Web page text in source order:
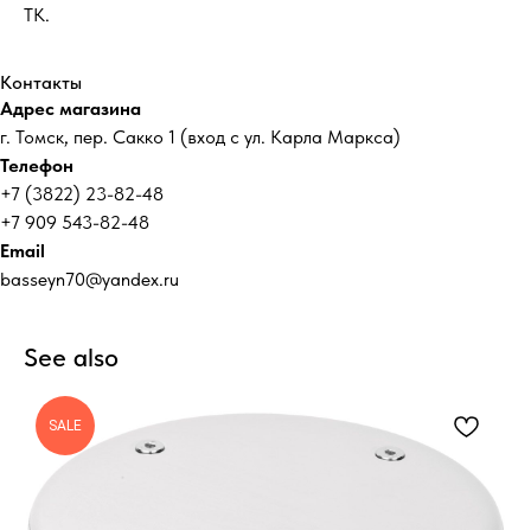
ТК.
Контакты
Адрес магазина
г. Томск, пер. Сакко 1 (вход с ул. Карла Маркса)
Телефон
+7 (3822) 23-82-48
+7 909 543-82-48
Email
basseyn70@yandex.ru
See also
SALE